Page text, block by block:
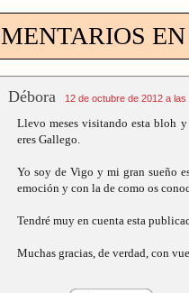
Débora 12 de octubre de 2012 a las
Llevo meses visitando esta bloh
eres Gallego.
Yo soy de Vigo y mi gran sueño
emoción y con la de como os
Tendré muy en cuenta esta
Muchas gracias, de verdad, con